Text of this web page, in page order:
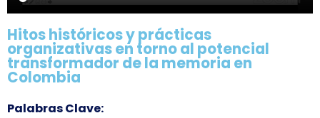
Hitos históricos y prácticas
organizativas en torno al potencial
transformador de la memoria en
Colombia
Palabras Clave: